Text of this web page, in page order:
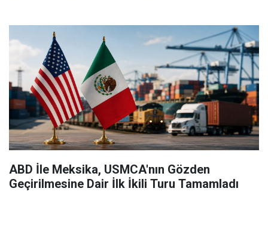
ABD İle Meksika, USMCA'nın Gözden
Geçirilmesine Dair İlk İkili Turu Tamamladı